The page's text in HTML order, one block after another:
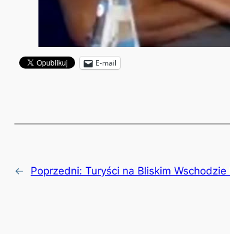
E-mail
← Poprzedni: Turyści na Bliskim